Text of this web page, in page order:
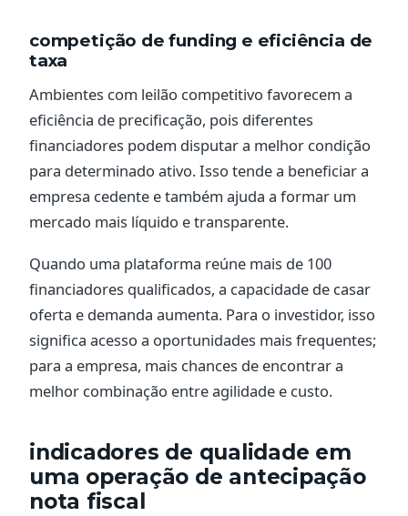
competição de funding e eficiência de
taxa
Ambientes com leilão competitivo favorecem a
eficiência de precificação, pois diferentes
financiadores podem disputar a melhor condição
para determinado ativo. Isso tende a beneficiar a
empresa cedente e também ajuda a formar um
mercado mais líquido e transparente.
Quando uma plataforma reúne mais de 100
financiadores qualificados, a capacidade de casar
oferta e demanda aumenta. Para o investidor, isso
significa acesso a oportunidades mais frequentes;
para a empresa, mais chances de encontrar a
melhor combinação entre agilidade e custo.
indicadores de qualidade em
uma operação de antecipação
nota fiscal